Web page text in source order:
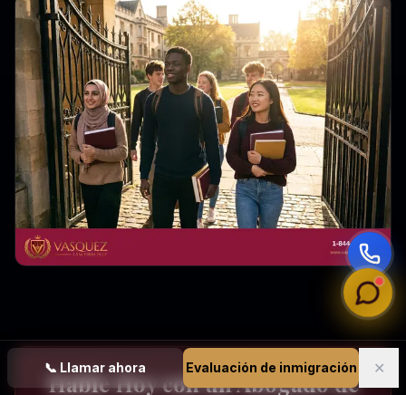
📞 Llamar ahora Evaluación de inmigración ✕
Hable Hoy con un Abogado de